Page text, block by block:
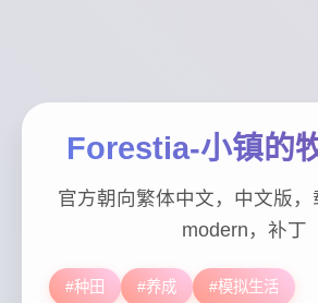
Forestia-小镇的
官方朝向繁体中文，中文版，
modern，补丁
#种田 #养成 #模拟生活